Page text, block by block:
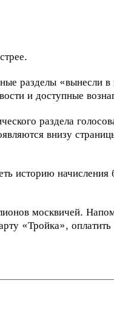
разделы «вынесли
и доступные
раздела
внизу
историю начисления
москвичей.
«Тройка», оплатить